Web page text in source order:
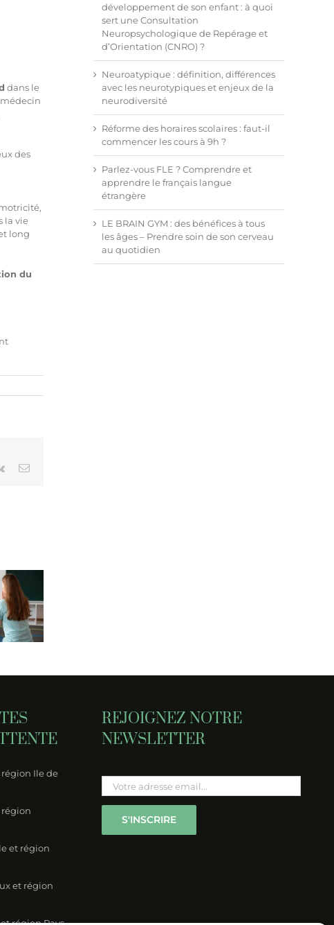
dans le
médecin
des
la vie
long
du
Vk Email
définition,
avec les
les
pas s’y
développement de son enfant : à quoi
sert une Consultation
Neuropsychologique de Repérage et
d’Orientation (CNRO) ?
Neuroatypique : définition, différences
avec les neurotypiques et enjeux de la
neurodiversité
Réforme des horaires scolaires : faut-il
commencer les cours à 9h ?
Parlez-vous FLE ? Comprendre et
apprendre le français langue
étrangère
LE BRAIN GYM : des bénéfices à tous
les âges – Prendre soin de son cerveau
au quotidien
Ile de
et région
et région
REJOIGNEZ NOTRE
NEWSLETTER
Please leave this field empty.